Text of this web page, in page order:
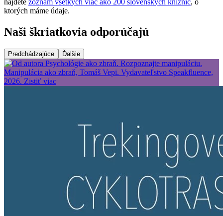
nájdete zoznam všetkých viac ako 200 slovenských knižníc, o
ktorých máme údaje.
Naši škriatkovia odporúčajú
Predchádzajúce Ďalšie